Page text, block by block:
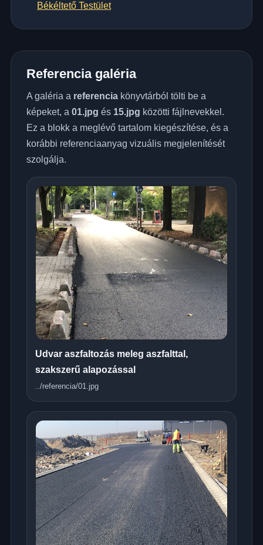
Békéltető Testület
Referencia galéria
A galéria a referenciakönyvtárból tölti be a
képeket, a 01.jpg és 15.jpg közötti fájlnevekkel.
Ez a blokk a meglévő tartalom kiegészítése, és a
korábbi referenciaanyag vizuális megjelenítését
szolgálja.
Udvar aszfaltozás meleg aszfalttal,
szakszerű alapozással
../referencia/01.jpg